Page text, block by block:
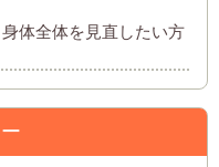
体全体を見直したい方